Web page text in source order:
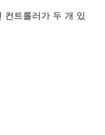
컨트롤러가 두 개 있